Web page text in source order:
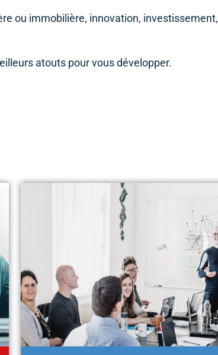
ou immobilière, innovation, investissement,
atouts pour vous développer.